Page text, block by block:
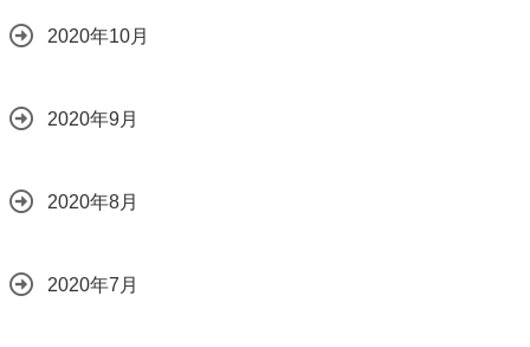
2020年10月
2020年9月
2020年8月
2020年7月